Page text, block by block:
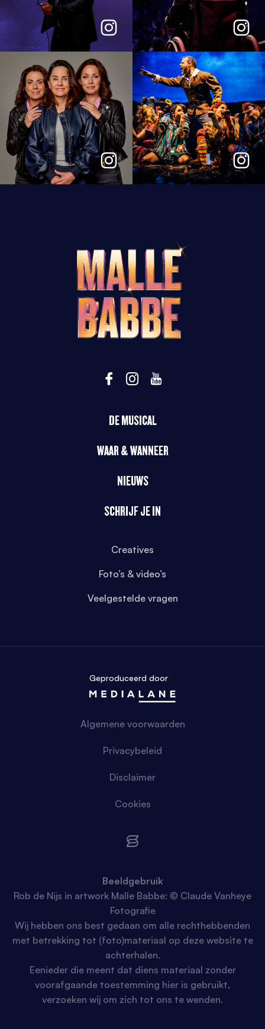
DE MUSICAL
WAAR & WANNEER
NIEUWS
SCHRIJF JE IN
Creatives
Foto’s & video’s
Veelgestelde vragen
Geproduceerd door
Algemene voorwaarden
Privacybeleid
Disclaimer
Cookies
Beeldgebruik
Rob de Nijs in artwork Malle Babbe: © Claude Vanheye
Fotografie
Wij hebben ons best gedaan om alle rechthebbenden
met betrekking tot (foto)materiaal op deze website te
achterhalen.
Eenieder die meent dat diens materiaal zonder
voorafgaande toestemming hier is gebruikt,
verzoeken wij om zich tot ons te wenden.